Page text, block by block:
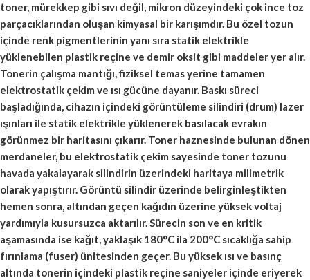
toner, mürekkep gibi sıvı değil, mikron düzeyindeki çok ince toz
parçacıklarından oluşan kimyasal bir karışımdır. Bu özel tozun
içinde renk pigmentlerinin yanı sıra statik elektrikle
yüklenebilen plastik reçine ve demir oksit gibi maddeler yer alır.
Tonerin çalışma mantığı, fiziksel temas yerine tamamen
elektrostatik çekim ve ısı gücüne dayanır. Baskı süreci
başladığında, cihazın içindeki görüntüleme silindiri (drum) lazer
ışınları ile statik elektrikle yüklenerek basılacak evrakın
görünmez bir haritasını çıkarır. Toner haznesinde bulunan dönen
merdaneler, bu elektrostatik çekim sayesinde toner tozunu
havada yakalayarak silindirin üzerindeki haritaya milimetrik
olarak yapıştırır. Görüntü silindir üzerinde belirginleştikten
hemen sonra, altından geçen kağıdın üzerine yüksek voltaj
yardımıyla kusursuzca aktarılır. Sürecin son ve en kritik
aşamasında ise kağıt, yaklaşık 180°C ila 200°C sıcaklığa sahip
fırınlama (fuser) ünitesinden geçer. Bu yüksek ısı ve basınç
altında tonerin içindeki plastik reçine saniyeler içinde eriyerek